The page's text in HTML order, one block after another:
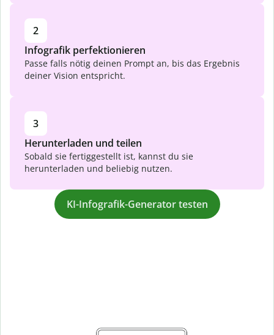
2
Infografik perfektionieren
Passe falls nötig deinen Prompt an, bis das Ergebnis
deiner Vision entspricht.
3
Herunterladen und teilen
Sobald sie fertiggestellt ist, kannst du sie
herunterladen und beliebig nutzen.
KI-Infografik-Generator testen